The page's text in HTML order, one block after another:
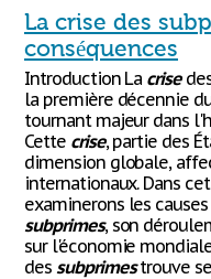
La crise des
conséquences
Introduction La crise
la première décennie
tournant majeur dans
Cette crise, partie des
dimension globale,
internationaux. Dans
examinerons les
subprimes, son
sur l'économie
des subprimestrouve